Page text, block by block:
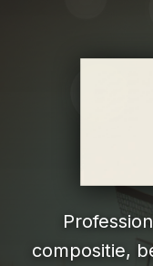
compositie,